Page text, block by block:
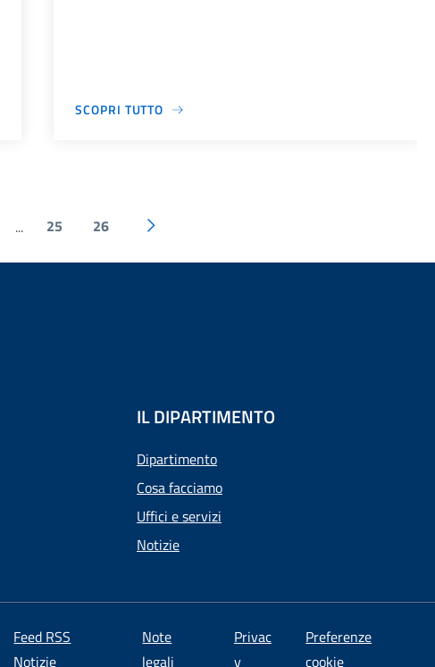
SCOPRI TUTTO
... 25 26
IL DIPARTIMENTO
Dipartimento
Cosa facciamo
Uffici e servizi
Notizie
Feed RSS
Notizie
Note
legali
Privac
y
Preferenze
cookie